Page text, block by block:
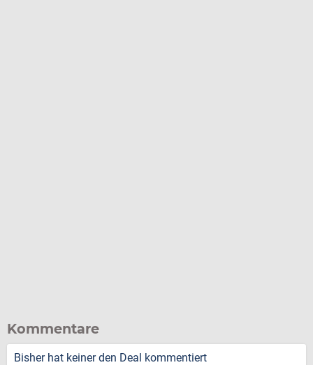
Kommentare
Bisher hat keiner den Deal kommentiert